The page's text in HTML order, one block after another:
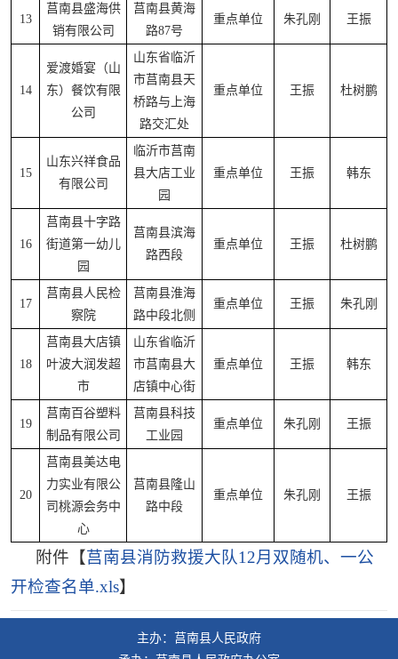
13
莒南县盛海供
销有限公司
莒南县黄海
路87号
重点单位 朱孔刚 王振
14
爱渡婚宴（山
东）餐饮有限
公司
山东省临沂
市莒南县天
桥路与上海
路交汇处
重点单位 王振 杜树鹏
15
山东兴祥食品
有限公司
临沂市莒南
县大店工业
园
重点单位 王振 韩东
16
莒南县十字路
街道第一幼儿
园
莒南县滨海
路西段
重点单位 王振 杜树鹏
17
莒南县人民检
察院
莒南县淮海
路中段北侧
重点单位 王振 朱孔刚
18
莒南县大店镇
叶波大润发超
市
山东省临沂
市莒南县大
店镇中心街
重点单位 王振 韩东
19
莒南百谷塑料
制品有限公司
莒南县科技
工业园
重点单位 朱孔刚 王振
20
莒南县美达电
力实业有限公
司桃源会务中
心
莒南县隆山
路中段
重点单位 朱孔刚 王振
附件【莒南县消防救援大队12月双随机、一公
开检查名单.xls】
主办：莒南县人民政府